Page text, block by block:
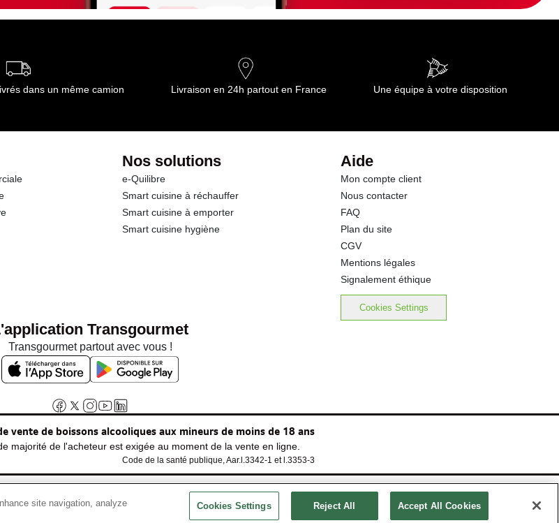
dans un même camion Livraison en 24h partout en France Une équipe à votre disposition
Nos solutions
e-Quilibre
Smart cuisine à réchauffer
Smart cuisine à emporter
Smart cuisine hygiène
Aide
Mon compte client
Nous contacter
FAQ
Plan du site
CGV
Mentions légales
Signalement éthique
Cookies Settings
Transgourmet
Transgourmet partout avec vous !
vente de boissons alcooliques aux mineurs de moins de 18 ans
majorité de l'acheteur est exigée au moment de la vente en ligne.
Code de la santé publique, Aar.l.3342-1 et l.3353-3
© Tous droits réservés
site navigation, analyze
Cookies Settings Reject All Accept All Cookies